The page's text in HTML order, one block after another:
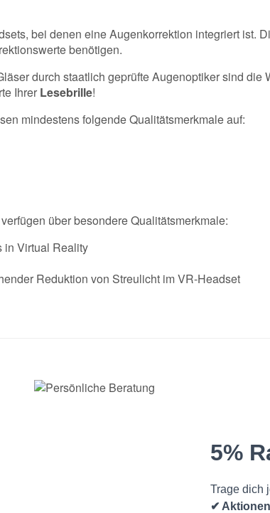
bei denen eine Augenkorrektion integriert ist.
benötigen.
durch staatlich geprüfte Augenoptiker sind die
Ihrer Lesebrille!
mindestens folgende Qualitätsmerkmale auf:
über besondere Qualitätsmerkmale:
in Virtual Reality
Reduktion von Streulicht im VR-Headset